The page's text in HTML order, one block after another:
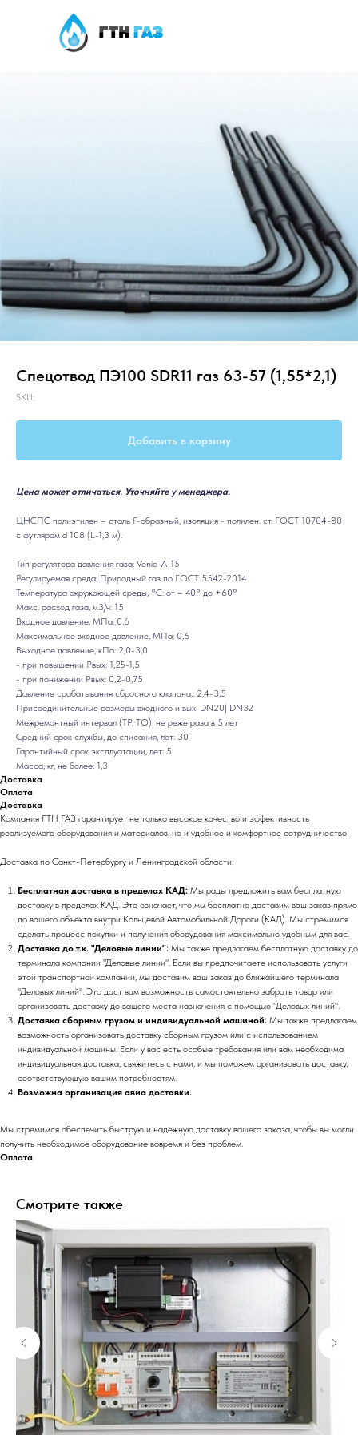
Спецотвод ПЭ100 SDR11 газ 63-57 (1,55*2,1)
SKU:
Добавить в корзину
Цена может отличаться. Уточняйте у менеджера.
ЦНСПС полиэтилен – сталь Г-образный, изоляция - полилен. ст. ГОСТ 10704-80
с футляром d 108 (L-1,3 м).
Тип регулятора давления газа: Venio-A-15
Регулируемая среда: Природный газ по ГОСТ 5542-2014
Температура окружающей среды, °C: от – 40° до +60°
Макс. расход газа, м3/ч: 15
Входное давление, МПа: 0,6
Максимальное входное давление, МПа: 0,6
Выходное давление, кПа: 2,0-3,0
- при повышении Рвых: 1,25-1,5
- при понижении Рвых: 0,2-0,75
Давление срабатывания сбросного клапана,: 2,4-3,5
Присоединительные размеры входного и вых: DN20| DN32
Межремонтный интервал (ТР, ТО): не реже раза в 5 лет
Средний срок службы, до списания, лет: 30
Гарантийный срок эксплуатации, лет: 5
Масса, кг, не более: 1,3
Доставка
Оплата
Доставка
Компания ГТН ГАЗ гарантирует не только высокое качество и эффективность
реализуемого оборудования и материалов, но и удобное и комфортное сотрудничество.
Доставка по Санкт-Петербургу и Ленинградской области:
Бесплатная доставка в пределах КАД: Мы рады предложить вам бесплатную
доставку в пределах КАД. Это означает, что мы бесплатно доставим ваш заказ прямо
до вашего объекта внутри Кольцевой Автомобильной Дороги (КАД). Мы стремимся
сделать процесс покупки и получения оборудования максимально удобным для вас.
Доставка до т.к. "Деловые линии": Мы также предлагаем бесплатную доставку до
терминала компании "Деловые линии". Если вы предпочитаете использовать услуги
этой транспортной компании, мы доставим ваш заказ до ближайшего терминала
"Деловых линий". Это даст вам возможность самостоятельно забрать товар или
организовать доставку до вашего места назначения с помощью "Деловых линий".
Доставка сборным грузом и индивидуальной машиной: Мы также предлагаем
возможность организовать доставку сборным грузом или с использованием
индивидуальной машины. Если у вас есть особые требования или вам необходима
индивидуальная доставка, свяжитесь с нами, и мы поможем организовать доставку,
соответствующую вашим потребностям.
Возможна организация авиа доставки.
Мы стремимся обеспечить быструю и надежную доставку вашего заказа, чтобы вы могли
получить необходимое оборудование вовремя и без проблем.
Оплата
Смотрите также